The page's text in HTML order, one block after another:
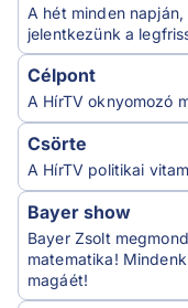
A hét minden
jelentkezünk a
Célpont
A HírTV oknyomozó
Csörte
A HírTV politikai
Bayer show
Bayer Zsolt
matematika!
magáét!